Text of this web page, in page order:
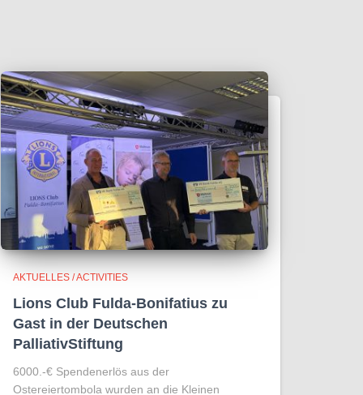
AKTUELLES / ACTIVITIES
Lions Club Fulda-Bonifatius zu
Gast in der Deutschen
PalliativStiftung
6000.-€ Spendenerlös aus der
Ostereiertombola wurden an die Kleinen